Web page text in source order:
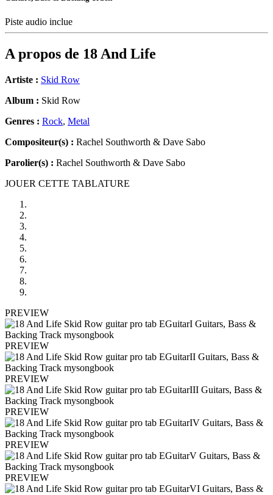
Piste audio inclue
A propos de 18 And Life
Artiste : Skid Row
Album : Skid Row
Genres : Rock, Metal
Compositeur(s) : Rachel Southworth & Dave Sabo
Parolier(s) : Rachel Southworth & Dave Sabo
JOUER CETTE TABLATURE
PREVIEW
PREVIEW
PREVIEW
PREVIEW
PREVIEW
PREVIEW